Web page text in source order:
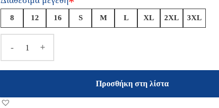
8 12 16 S M L XL 2XL 3XL
- +
Προσθήκη στη λίστα